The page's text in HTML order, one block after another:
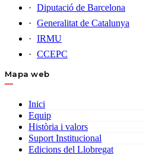
Diputació de Barcelona
Generalitat de Catalunya
IRMU
CCEPC
Mapa web
Inici
Equip
Història i valors
Suport Institucional
Edicions del Llobregat